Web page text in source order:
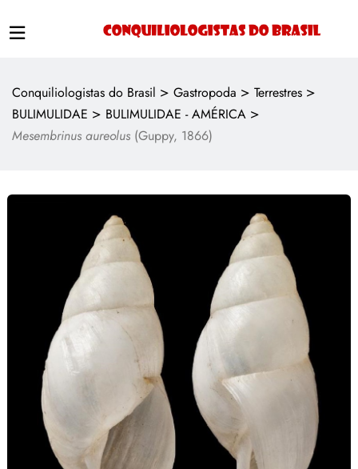
Conquiliologistas do Brasil > Gastropoda > Terrestres >
BULIMULIDAE > BULIMULIDAE - AMÉRICA >
Mesembrinus aureolus (Guppy, 1866)